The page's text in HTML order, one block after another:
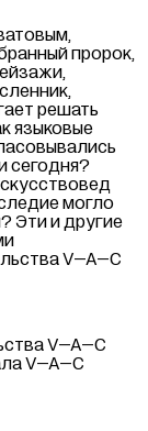
пророк,
решать
языковые
сегодня?
могло
Эти и другие
V–A–C
V–A–C
V–A–C